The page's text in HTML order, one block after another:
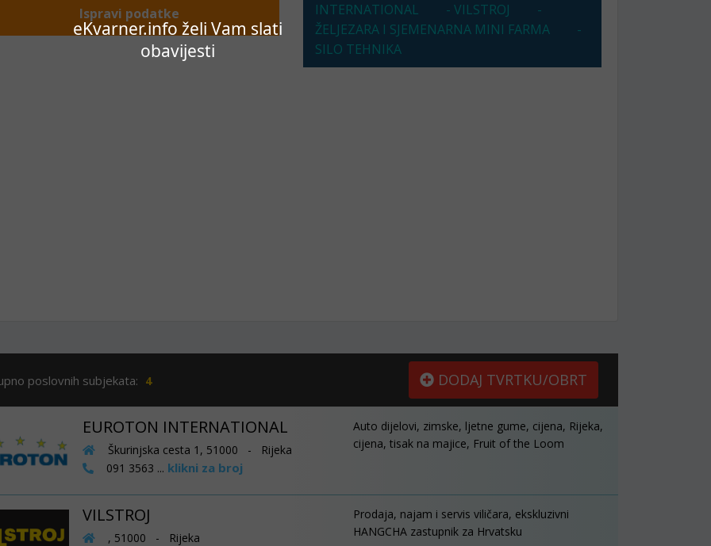
eKvarner.info želi Vam slati
obavijesti
Ispravi podatke
INTERNATIONAL
- VILSTROJ
-
ŽELJEZARA I SJEMENARNA MINI FARMA
-
SILO TEHNIKA
poslovnih subjekata: 4 DODAJ TVRTKU/OBRT
EUROTON INTERNATIONAL
Škurinjska cesta 1, 51000 - Rijeka
091 3563 ... klikni za broj
Auto dijelovi, zimske, ljetne gume, cijena, Rijeka,
cijena, tisak na majice, Fruit of the Loom
VILSTROJ
, 51000 - Rijeka
Prodaja, najam i servis viličara, ekskluzivni
HANGCHA zastupnik za Hrvatsku